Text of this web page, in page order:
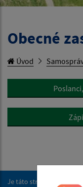
Obecné
Úvod
Je táto stránka užitočná?